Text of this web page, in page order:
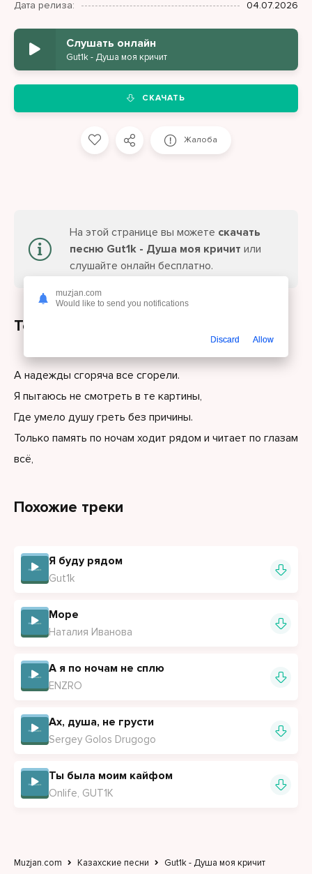
Дата релиза:
04.07.2026
Слушать онлайн
Gut1k - Душа моя кричит
СКАЧАТЬ
Жалоба
На этой странице вы можете скачать
песню Gut1k - Душа моя кричит или
слушайте онлайн бесплатно.
Текст песни
А надежды сгоряча все сгорели.
Я пытаюсь не смотреть в те картины,
Где умело душу греть без причины.
Только память по ночам ходит рядом и читает по глазам
всё,
Похожие треки
Я буду рядом
Gut1k
Море
Наталия Иванова
А я по ночам не сплю
ENZRO
Ах, душа, не грусти
Sergey Golos Drugogo
Ты была моим кайфом
Onlife, GUT1K
Muzjan.com Казахские песни Gut1k - Душа моя кричит
muzjan.com
Would like to send you notifications
Discard Allow